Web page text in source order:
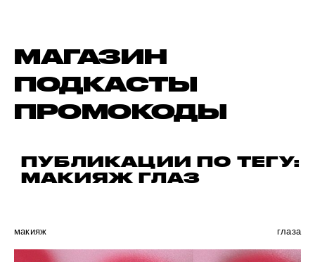
МАГАЗИН
ПОДКАСТЫ
ПРОМОКОДЫ
ПУБЛИКАЦИИ ПО ТЕГУ:
МАКИЯЖ ГЛАЗ
макияж глаза